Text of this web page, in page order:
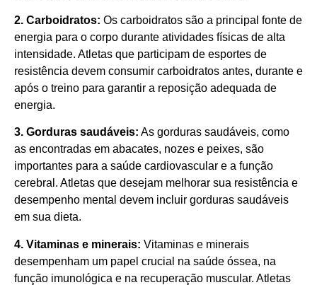
2. Carboidratos: Os carboidratos são a principal fonte de
energia para o corpo durante atividades físicas de alta
intensidade. Atletas que participam de esportes de
resistência devem consumir carboidratos antes, durante e
após o treino para garantir a reposição adequada de
energia.
3. Gorduras saudáveis: As gorduras saudáveis, como
as encontradas em abacates, nozes e peixes, são
importantes para a saúde cardiovascular e a função
cerebral. Atletas que desejam melhorar sua resistência e
desempenho mental devem incluir gorduras saudáveis
em sua dieta.
4. Vitaminas e minerais: Vitaminas e minerais
desempenham um papel crucial na saúde óssea, na
função imunológica e na recuperação muscular. Atletas